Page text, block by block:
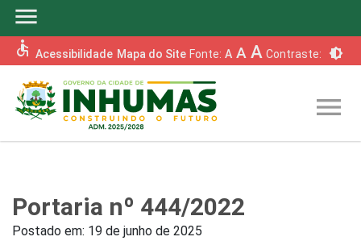
menu
accessible Acessibilidade Mapa do Site Fonte: A A A Contraste: brightness_6
menu
Portaria nº 444/2022
Postado em: 19 de junho de 2025